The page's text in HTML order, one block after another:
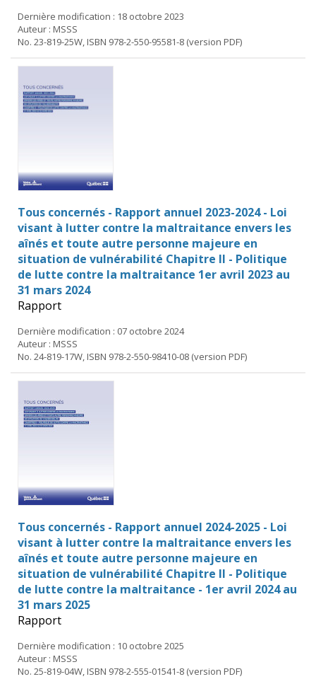
Dernière modification : 18 octobre 2023
Auteur : MSSS
No. 23-819-25W, ISBN 978-2-550-95581-8 (version PDF)
Tous concernés - Rapport annuel 2023-2024 - Loi
visant à lutter contre la maltraitance envers les
aînés et toute autre personne majeure en
situation de vulnérabilité Chapitre II - Politique
de lutte contre la maltraitance 1er avril 2023 au
31 mars 2024
Rapport
Dernière modification : 07 octobre 2024
Auteur : MSSS
No. 24-819-17W, ISBN 978-2-550-98410-08 (version PDF)
Tous concernés - Rapport annuel 2024-2025 - Loi
visant à lutter contre la maltraitance envers les
aînés et toute autre personne majeure en
situation de vulnérabilité Chapitre II - Politique
de lutte contre la maltraitance - 1er avril 2024 au
31 mars 2025
Rapport
Dernière modification : 10 octobre 2025
Auteur : MSSS
No. 25-819-04W, ISBN 978-2-555-01541-8 (version PDF)